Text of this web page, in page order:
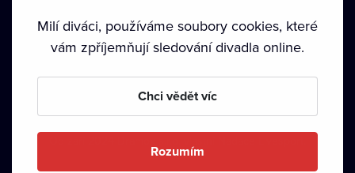
Podmínky používání • Ochrana soukromí • Zásady používání
• Autorská práva•
Milí diváci, používáme soubory cookies, které
vám zpříjemňují sledování divadla online.
Chci vědět víc
Rozumím